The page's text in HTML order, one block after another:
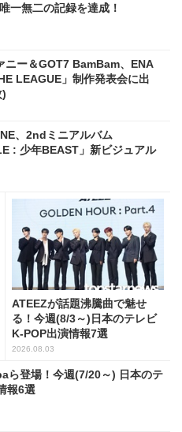
一無二の記録を達成！
ニー＆GOT7 BamBam、ENA
LEAGUE」制作発表会に出
)
、2ndミニアルバム
: 少年BEAST」新ビジュアル
ATEEZが話題沸騰曲で魅せ
る！今週(8/3～)日本のテレビ
K-POP出演情報7選
2026.08.03
ら登場！今週(7/20～) 日本のテ
報6選